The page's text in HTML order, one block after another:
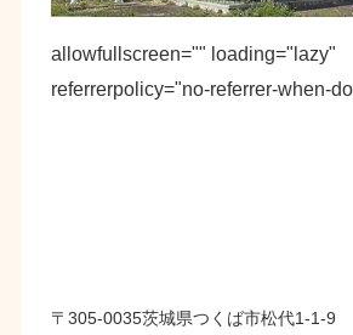
allowfullscreen="" loading="lazy"
referrerpolicy="no-referrer-when-
〒305-0035茨城県つくば市松代1-1-9